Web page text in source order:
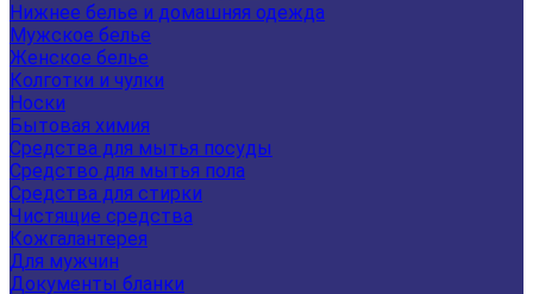
Нижнее белье и домашняя одежда
Мужское белье
Женское белье
Колготки и чулки
Носки
Бытовая химия
Средства для мытья посуды
Средство для мытья пола
Средства для стирки
Чистящие средства
Кожгалантерея
Для мужчин
Документы бланки